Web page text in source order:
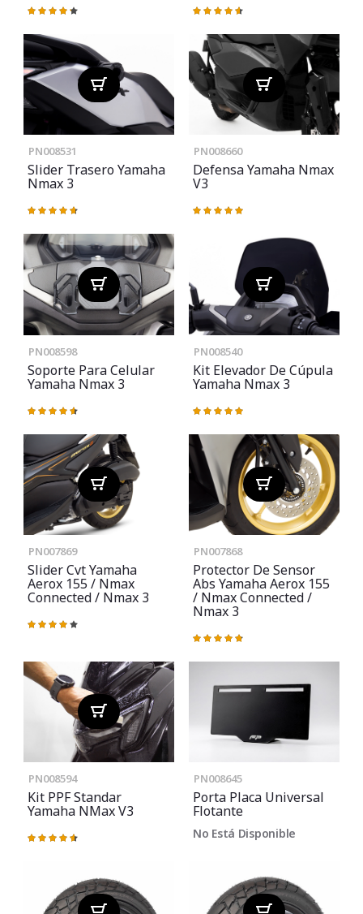
Valoración: Valoración:
PN008531
Slider Trasero Yamaha
Nmax 3
Valoración:
PN008660
Defensa Yamaha Nmax
V3
Valoración:
PN008598
Soporte Para Celular
Yamaha Nmax 3
Valoración:
PN008540
Kit Elevador De Cúpula
Yamaha Nmax 3
Valoración:
PN007869
Slider Cvt Yamaha
Aerox 155 / Nmax
Connected / Nmax 3
Valoración:
PN007868
Protector De Sensor
Abs Yamaha Aerox 155
/ Nmax Connected /
Nmax 3
Valoración:
PN008594
Kit PPF Standar
Yamaha NMax V3
Valoración:
PN008645
Porta Placa Universal
Flotante
No Está Disponible